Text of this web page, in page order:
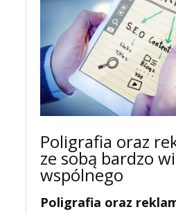
Poligrafia oraz
ze sobą bardzo
wspólnego
Poligrafia oraz